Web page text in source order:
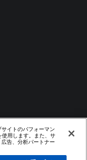
イトのパフォーマン
用します。また、サ
告、分析パートナー